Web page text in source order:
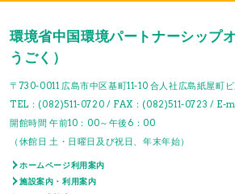
環境省中国環境パートナーシップ
うごく）
〒730-0011 広島市中区基町11-10 合人社広島紙屋町
TEL：(082)511-0720 / FAX：(082)511-0723 / E-
開館時間 午前10：00～午後6：00
（休館日 土・日曜日及び祝日、年末年始）
ホームページ利用案内
施設案内・利用案内